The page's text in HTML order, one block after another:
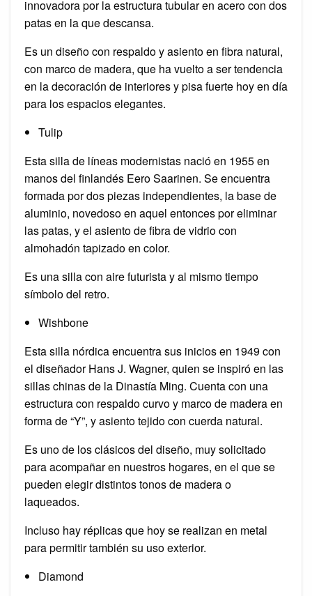
innovadora por la estructura tubular en acero con dos
patas en la que descansa.
Es un diseño con respaldo y asiento en fibra natural,
con marco de madera, que ha vuelto a ser tendencia
en la decoración de interiores y pisa fuerte hoy en día
para los espacios elegantes.
Tulip
Esta silla de líneas modernistas nació en 1955 en
manos del finlandés Eero Saarinen. Se encuentra
formada por dos piezas independientes, la base de
aluminio, novedoso en aquel entonces por eliminar
las patas, y el asiento de fibra de vidrio con
almohadón tapizado en color.
Es una silla con aire futurista y al mismo tiempo
símbolo del retro.
Wishbone
Esta silla nórdica encuentra sus inicios en 1949 con
el diseñador Hans J. Wagner, quien se inspiró en las
sillas chinas de la Dinastía Ming. Cuenta con una
estructura con respaldo curvo y marco de madera en
forma de “Y”, y asiento tejido con cuerda natural.
Es uno de los clásicos del diseño, muy solicitado
para acompañar en nuestros hogares, en el que se
pueden elegir distintos tonos de madera o
laqueados.
Incluso hay réplicas que hoy se realizan en metal
para permitir también su uso exterior.
Diamond